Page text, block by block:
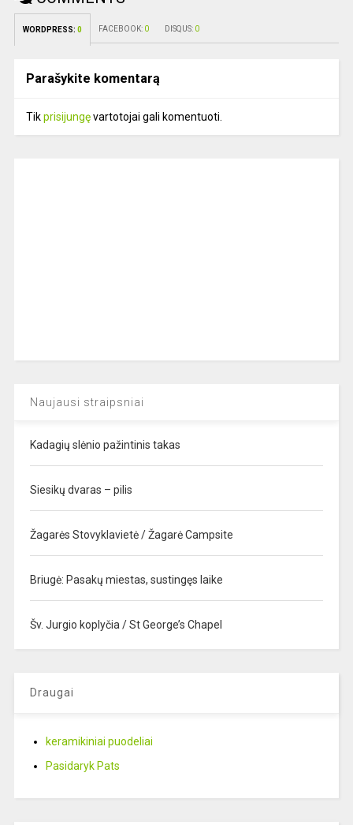
WORDPRESS: 0 FACEBOOK: 0 DISQUS: 0
Parašykite komentarą
Tikprisijungęvartotojai gali komentuoti.
Naujausi straipsniai
Kadagių slėnio pažintinis takas
Siesikų dvaras – pilis
Žagarės Stovyklavietė / Žagarė Campsite
Briugė: Pasakų miestas, sustingęs laike
Šv. Jurgio koplyčia / St George’s Chapel
Draugai
keramikiniai puodeliai
Pasidaryk Pats